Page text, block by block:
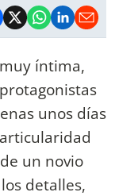
íntima,
unos días
un novio
detalles,